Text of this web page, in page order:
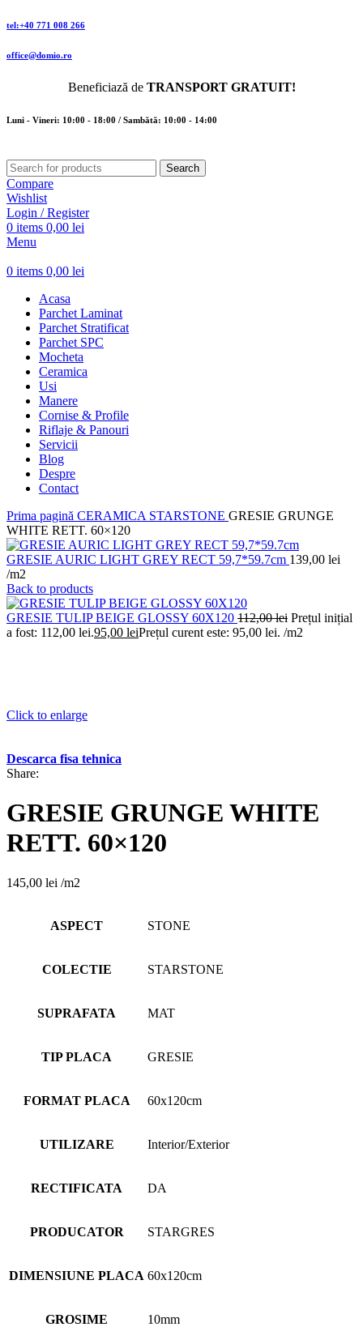
tel:+40 771 008 266
office@domio.ro
Beneficiază de TRANSPORT GRATUIT!
Luni - Vineri: 10:00 - 18:00 / Sambătă: 10:00 - 14:00
Search
Compare
Wishlist
Login / Register
0 items 0,00 lei
Menu
0 items 0,00 lei
Acasa
Parchet Laminat
Parchet Stratificat
Parchet SPC
Mocheta
Ceramica
Usi
Manere
Cornise & Profile
Riflaje & Panouri
Servicii
Blog
Despre
Contact
Prima pagină CERAMICA STARSTONE GRESIE GRUNGE
WHITE RETT. 60×120
GRESIE AURIC LIGHT GREY RECT 59,7*59.7cm 139,00 lei
/m2
Back to products
GRESIE TULIP BEIGE GLOSSY 60X120 112,00lei Prețul inițial
a fost: 112,00 lei.95,00 leiPrețul curent este: 95,00 lei. /m2
Click to enlarge
Descarca fisa tehnica
Share:
GRESIE GRUNGE WHITE
RETT. 60×120
145,00 lei /m2
ASPECT STONE
COLECTIE STARSTONE
SUPRAFATA MAT
TIP PLACA GRESIE
FORMAT PLACA 60x120cm
UTILIZARE Interior/Exterior
RECTIFICATA DA
PRODUCATOR STARGRES
DIMENSIUNE PLACA 60x120cm
GROSIME 10mm